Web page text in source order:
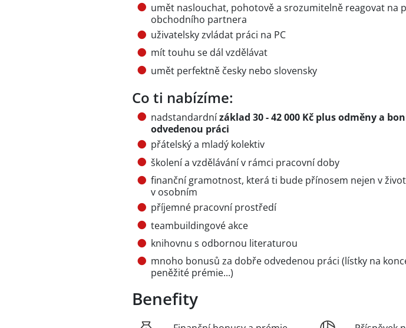
umět naslouchat, pohotově a srozumitelně reagovat na
obchodního partnera
uživatelsky zvládat práci na PC
mít touhu se dál vzdělávat
umět perfektně česky nebo slovensky
Co ti nabízíme:
nadstandardnízáklad 30 - 42 000 Kč plus odměny a
odvedenou práci
přátelský a mladý kolektiv
školení a vzdělávání v rámci pracovní doby
finanční gramotnost, která ti bude přínosem nejen v
v osobním
příjemné pracovní prostředí
teambuildingové akce
knihovnu s odbornou literaturou
mnoho bonusů za dobře odvedenou práci (lístky na
peněžité prémie...)
Benefity